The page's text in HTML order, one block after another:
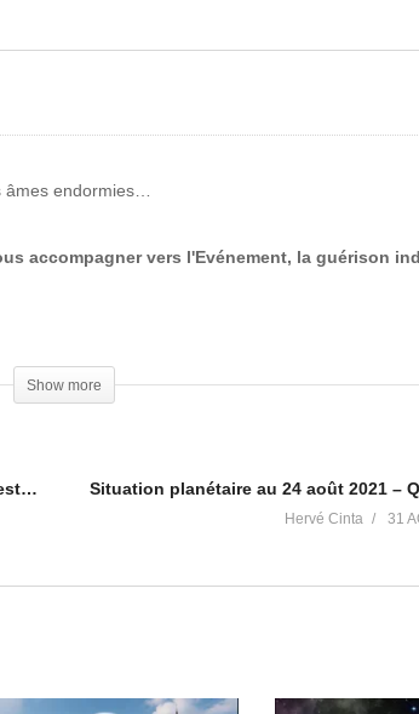
endormies…
accompagner vers l'Evénement, la guérison
Show more
Situation planétaire au 13 juillet 2021 – Questions et Commentaires le samedi 17 juillet
Hervé Cinta 31